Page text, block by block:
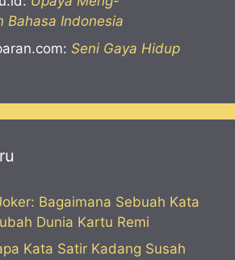
Bahasa Indonesia
Seni Gaya Hidup
Bagaimana Sebuah Kata
Dunia Kartu Remi
Kata Satir Kadang Susah